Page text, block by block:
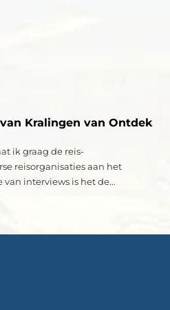
Kralingen van Ontdek
ik graag de reis-
reisorganisaties aan het
van interviews is het de...